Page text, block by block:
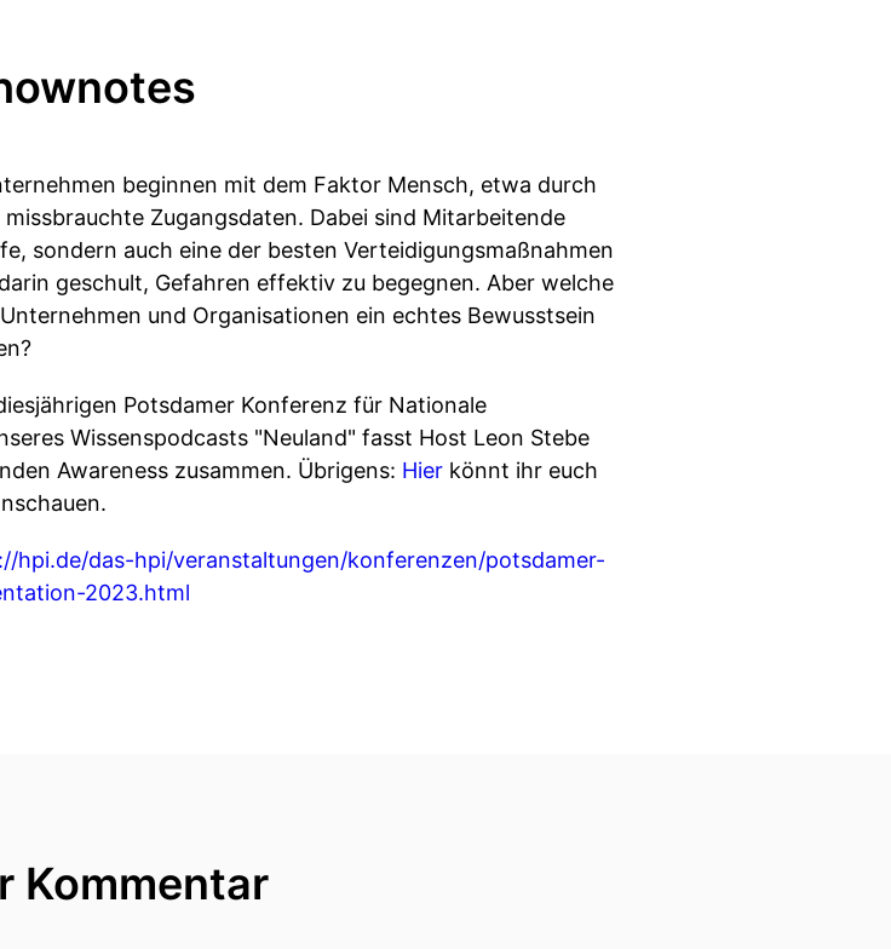
beginnen mit dem Faktor Mensch, etwa durch
Zugangsdaten. Dabei sind Mitarbeitende
sondern auch eine der besten Verteidigungsmaßnahmen
geschult, Gefahren effektiv zu begegnen. Aber welche
und Organisationen ein echtes Bewusstsein
Potsdamer Konferenz für Nationale
Wissenspodcasts "Neuland" fasst Host Leon Stebe
Awareness zusammen. Übrigens: Hier könnt ihr euch
hpi.de/das-hpi/veranstaltungen/konferenzen/potsdamer-
2023.html
Kommentar